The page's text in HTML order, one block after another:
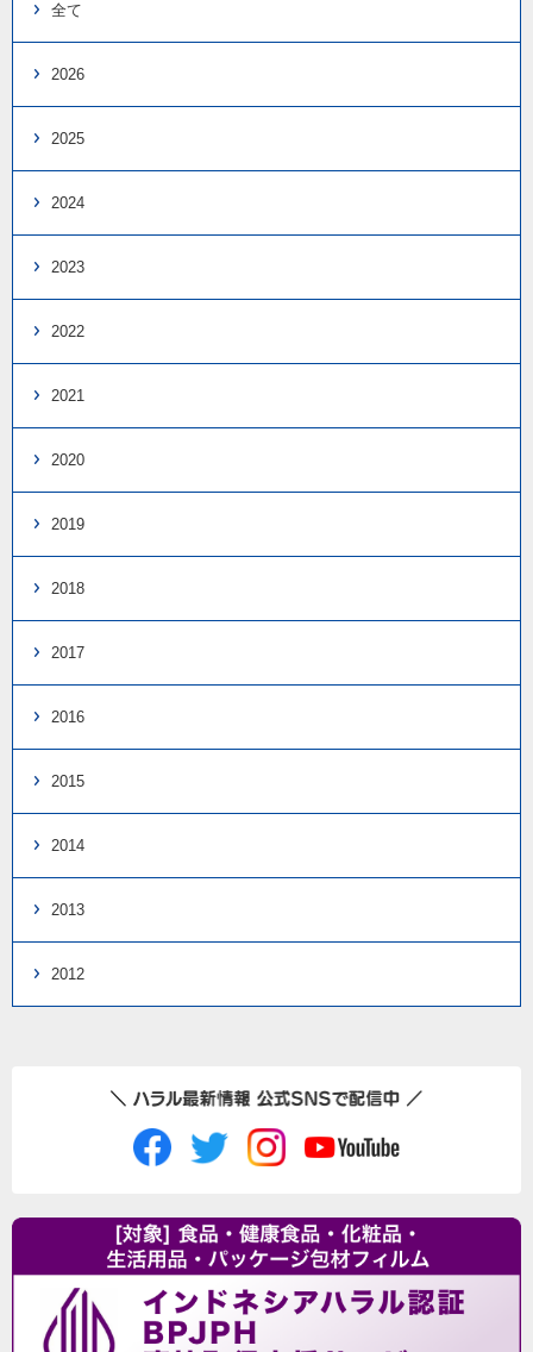
全て
2026
2025
2024
2023
2022
2021
2020
2019
2018
2017
2016
2015
2014
2013
2012